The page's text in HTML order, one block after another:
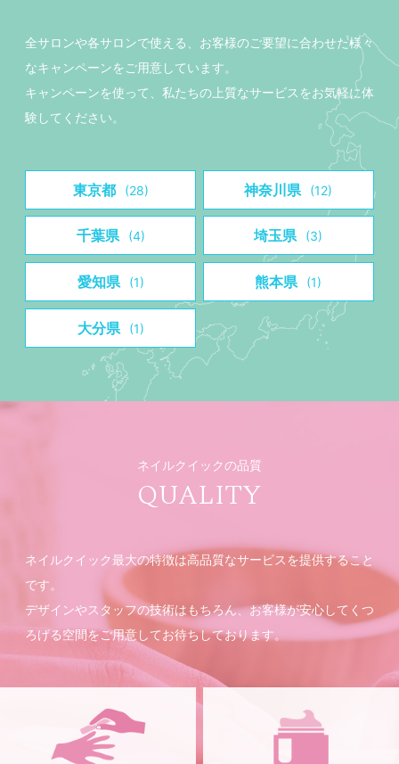
全サロンや各サロンで使える、お客様のご要望に合わせた様々
なキャンペーンをご用意しています。
キャンペーンを使って、私たちの上質なサービスをお気軽に体
験してください。
東京都 (28) 神奈川県 (12)
千葉県 (4) 埼玉県 (3)
愛知県 (1) 熊本県 (1)
大分県 (1)
ネイルクイックの品質
QUALITY
ネイルクイック最大の特徴は高品質なサービスを提供すること
です。
デザインやスタッフの技術はもちろん、お客様が安心してくつ
ろげる空間をご用意してお待ちしております。